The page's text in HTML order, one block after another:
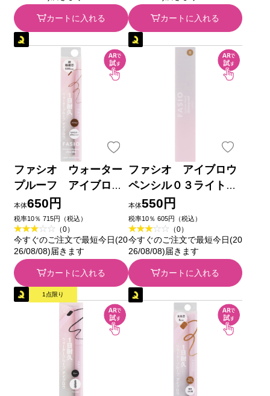
カートに入れる カートに入れる
ファシオ ウォーター
プルーフ アイブロ
ウ （超極細芯） ０
２ ブラウン ０．０２
ｇ コーセー
本体650円
税率10％ 715円（税込）
（0）
今すぐのご注文で最短今日(20
26/08/08)届きます
カートに入れる
ファシオ アイブロウ
ペンシル０３ライトブ
ラウン ０．０７ｇ コ
ーセー
本体550円
税率10％ 605円（税込）
（0）
今すぐのご注文で最短今日(20
26/08/08)届きます
カートに入れる
1点限り